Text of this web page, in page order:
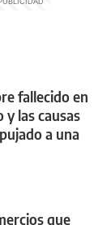
fallecido en
y las causas
a una
que